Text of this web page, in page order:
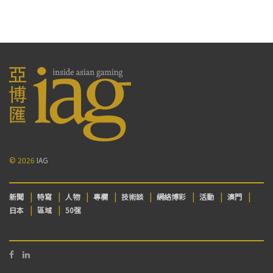
© 2026 IAG
新聞 特寫 人物 專欄 技術談 網絡博彩 活動
澳門
日本
區域 50强